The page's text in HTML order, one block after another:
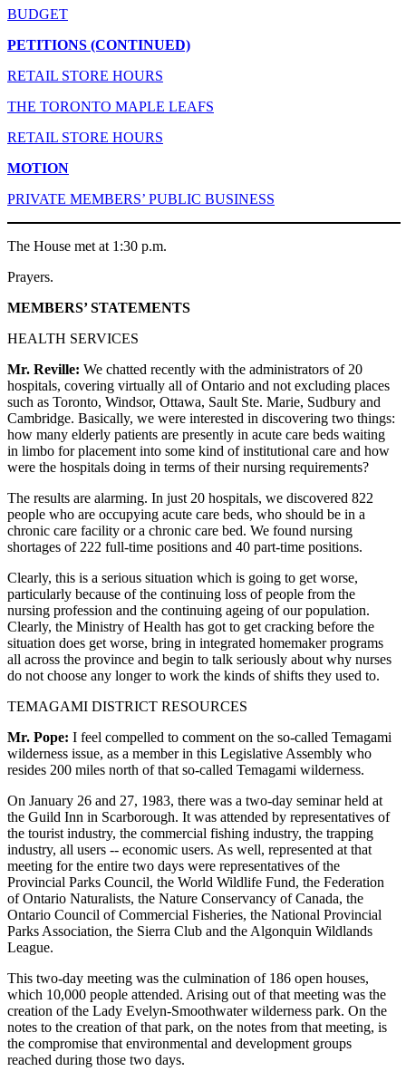
BUDGET
PETITIONS (CONTINUED)
RETAIL STORE HOURS
THE TORONTO MAPLE LEAFS
RETAIL STORE HOURS
MOTION
PRIVATE MEMBERS’ PUBLIC BUSINESS
The House met at 1:30 p.m.
Prayers.
MEMBERS’ STATEMENTS
HEALTH SERVICES
Mr. Reville: We chatted recently with the administrators of 20
hospitals, covering virtually all of Ontario and not excluding places
such as Toronto, Windsor, Ottawa, Sault Ste. Marie, Sudbury and
Cambridge. Basically, we were interested in discovering two things:
how many elderly patients are presently in acute care beds waiting
in limbo for placement into some kind of institutional care and how
were the hospitals doing in terms of their nursing requirements?
The results are alarming. In just 20 hospitals, we discovered 822
people who are occupying acute care beds, who should be in a
chronic care facility or a chronic care bed. We found nursing
shortages of 222 full-time positions and 40 part-time positions.
Clearly, this is a serious situation which is going to get worse,
particularly because of the continuing loss of people from the
nursing profession and the continuing ageing of our population.
Clearly, the Ministry of Health has got to get cracking before the
situation does get worse, bring in integrated homemaker programs
all across the province and begin to talk seriously about why nurses
do not choose any longer to work the kinds of shifts they used to.
TEMAGAMI DISTRICT RESOURCES
Mr. Pope: I feel compelled to comment on the so-called Temagami
wilderness issue, as a member in this Legislative Assembly who
resides 200 miles north of that so-called Temagami wilderness.
On January 26 and 27, 1983, there was a two-day seminar held at
the Guild Inn in Scarborough. It was attended by representatives of
the tourist industry, the commercial fishing industry, the trapping
industry, all users -- economic users. As well, represented at that
meeting for the entire two days were representatives of the
Provincial Parks Council, the World Wildlife Fund, the Federation
of Ontario Naturalists, the Nature Conservancy of Canada, the
Ontario Council of Commercial Fisheries, the National Provincial
Parks Association, the Sierra Club and the Algonquin Wildlands
League.
This two-day meeting was the culmination of 186 open houses,
which 10,000 people attended. Arising out of that meeting was the
creation of the Lady Evelyn-Smoothwater wilderness park. On the
notes to the creation of that park, on the notes from that meeting, is
the compromise that environmental and development groups
reached during those two days.